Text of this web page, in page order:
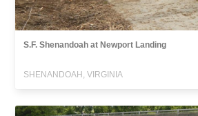
S.F. Shenandoah at Newport Landing
SHENANDOAH, VIRGINIA